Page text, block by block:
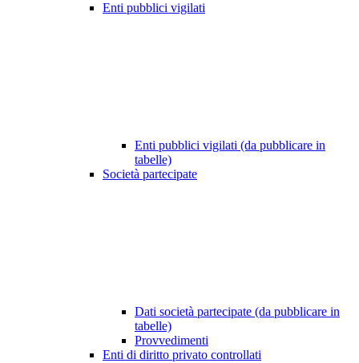
Enti pubblici vigilati
Enti pubblici vigilati (da pubblicare in
tabelle)
Società partecipate
Dati società partecipate (da pubblicare in
tabelle)
Provvedimenti
Enti di diritto privato controllati